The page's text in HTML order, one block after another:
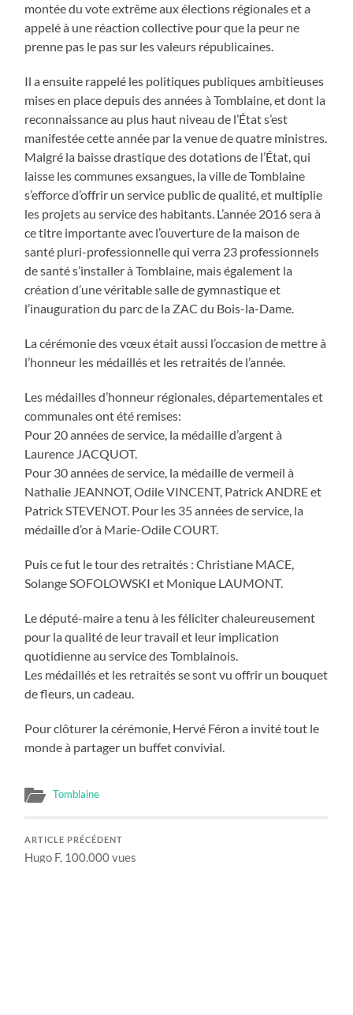
montée du vote extrême aux élections régionales et a
appelé à une réaction collective pour que la peur ne
prenne pas le pas sur les valeurs républicaines.
Il a ensuite rappelé les politiques publiques ambitieuses
mises en place depuis des années à Tomblaine, et dont la
reconnaissance au plus haut niveau de l’État s’est
manifestée cette année par la venue de quatre ministres.
Malgré la baisse drastique des dotations de l’État, qui
laisse les communes exsangues, la ville de Tomblaine
s’efforce d’offrir un service public de qualité, et multiplie
les projets au service des habitants. L’année 2016 sera à
ce titre importante avec l’ouverture de la maison de
santé pluri-professionnelle qui verra 23 professionnels
de santé s’installer à Tomblaine, mais également la
création d’une véritable salle de gymnastique et
l’inauguration du parc de la ZAC du Bois-la-Dame.
La cérémonie des vœux était aussi l’occasion de mettre à
l’honneur les médaillés et les retraités de l’année.
Les médailles d’honneur régionales, départementales et
communales ont été remises:
Pour 20 années de service, la médaille d’argent à
Laurence JACQUOT.
Pour 30 années de service, la médaille de vermeil à
Nathalie JEANNOT, Odile VINCENT, Patrick ANDRE et
Patrick STEVENOT. Pour les 35 années de service, la
médaille d’or à Marie-Odile COURT.
Puis ce fut le tour des retraités : Christiane MACE,
Solange SOFOLOWSKI et Monique LAUMONT.
Le député-maire a tenu à les féliciter chaleureusement
pour la qualité de leur travail et leur implication
quotidienne au service des Tomblainois.
Les médaillés et les retraités se sont vu offrir un bouquet
de fleurs, un cadeau.
Pour clôturer la cérémonie, Hervé Féron a invité tout le
monde à partager un buffet convivial.
Tomblaine
ARTICLE PRÉCÉDENT
Hugo F, 100.000 vues